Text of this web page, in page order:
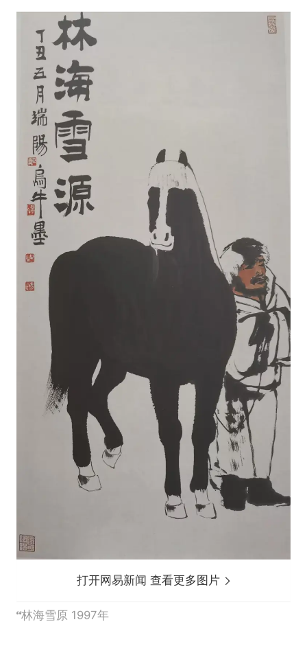
打开网易新闻 查看更多图片
林海雪原 1997年